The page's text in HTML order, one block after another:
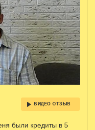
ВИДЕО ОТЗЫВ
были кредиты в 5